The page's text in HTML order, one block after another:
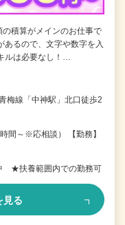
積算がメインのお仕事で
るので、文字や数字を入
ルは必要なし！…
梅線「中神駅」北口徒歩2
間～※応相談） 【勤務】
★扶養範囲内での勤務可
見る